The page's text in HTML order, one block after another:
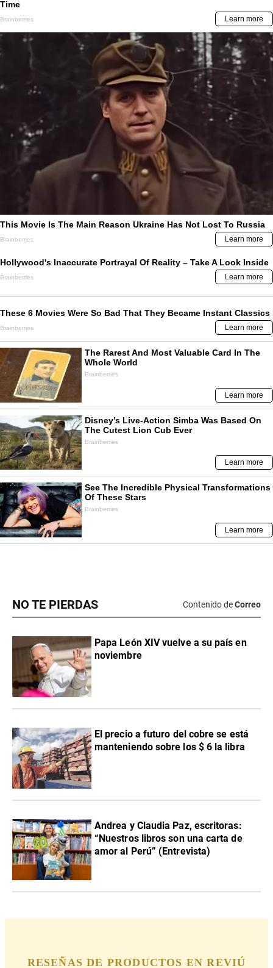
NO TE PIERDAS Contenido deCorreo
Papa León XIV vuelve a su país en
noviembre
El precio a futuro del cobre se está
manteniendo sobre los $ 6 la libra
Andrea y Claudia Paz, escritoras:
“Nuestros libros son una carta de
amor al Perú” (Entrevista)